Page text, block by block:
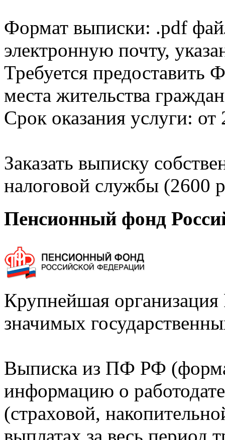
Формат выписки: .pdf
электронную почту,
Требуется
места жительства
Срок оказания услуги: от
Заказать выписку
налоговой службы (2600
Пенсионный фонд
Крупнейшая
значимых
Выписка из ПФ РФ
информацию о
(страховой,
выплатах за весь период